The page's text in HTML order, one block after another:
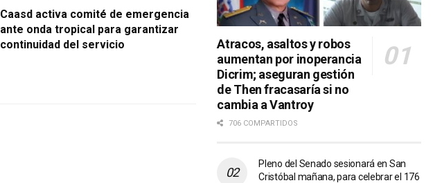
Caasd activa comité de emergencia
ante onda tropical para garantizar
continuidad del servicio
Atracos, asaltos y robos
aumentan por inoperancia
Dicrim; aseguran gestión
de Then fracasaría si no
cambia a Vantroy
706 COMPARTIDOS
Pleno del Senado sesionará en San
Cristóbal mañana, para celebrar el 176